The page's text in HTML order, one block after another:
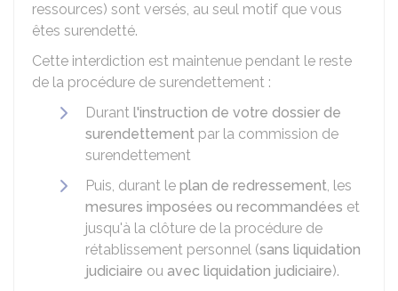
ressources) sont versés, au seul motif que vous
êtes surendetté.
Cette interdiction est maintenue pendant le reste
de la procédure de surendettement :
Durant l'instruction de votre dossier de
surendettement par la commission de
surendettement
Puis, durant le plan de redressement, les
mesures imposées ou recommandées et
jusqu'à la clôture de la procédure de
rétablissement personnel (sans liquidation
judiciaire ou avec liquidation judiciaire).